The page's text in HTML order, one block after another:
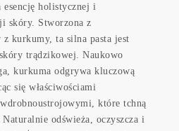
esencję holistycznej i
skóry. Stworzona z
z kurkumy, ta silna pasta jest
trądzikowej. Naukowo
kurkuma odgrywa kluczową
się właściwościami
które tchną
odświeża, oczyszcza i